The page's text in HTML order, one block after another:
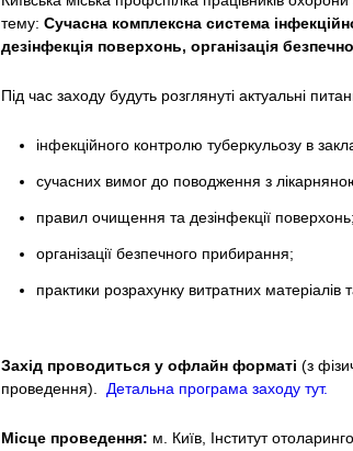
тему: Сучасна комплексна система
дезінфекція поверхонь, організація
Під час заходу будуть розглянуті актуальні
інфекційного контролю туберкульозу в
сучасних вимог до поводження з
правил очищення та дезінфекції поверхонь;
організації безпечного прибирання;
практики розрахунку витратних матеріалів
Захід проводиться у офлайн форматі (з
проведення). Детальна програма заходу тут.
Місце проведення: м. Київ, Інститут